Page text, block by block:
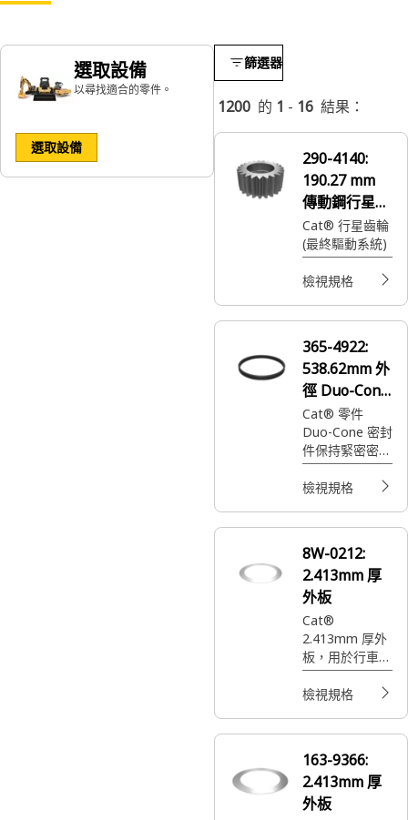
選取設備
以尋找適合的零件。
選取設備
篩選器
1200 的 1 - 16 結果：
290-4140:
190.27 mm
傳動鋼行星齒
輪
Cat® 行星齒輪
(最終驅動系統)
檢視規格
365-4922:
538.62mm 外
徑 Duo-Cone
密封件
Cat® 零件
Duo-Cone 密封
件保持緊密密封
並避免機油滲
漏。為與 365-
具購買此零件。
檢視規格
8W-0212:
2.413mm 厚
外板
Cat®
2.413mm 厚外
板，用於行車和
駐車煞車
檢視規格
163-9366:
2.413mm 厚
外板